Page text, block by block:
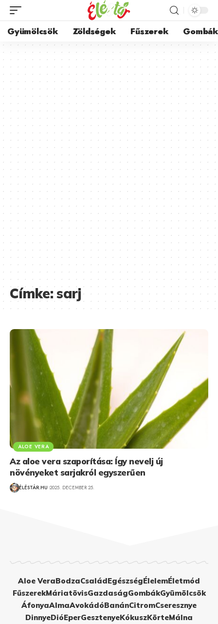
Gyümölcsök Zöldségek Fűszerek Gombák
Címke:sarj
ALOE VERA
Az aloe vera szaporítása: Így nevelj új
növényeket sarjakról egyszerűen
ÉLÉSTÁR.HU 2025. DECEMBER 25.
Aloe VeraBodzaCsaládEgészségÉlelemÉletmód
FűszerekMáriatövisGazdaságGombákGyümölcsök
ÁfonyaAlmaAvokádóBanánCitromCseresznye
DinnyeDióEperGesztenyeKókuszKörteMálna